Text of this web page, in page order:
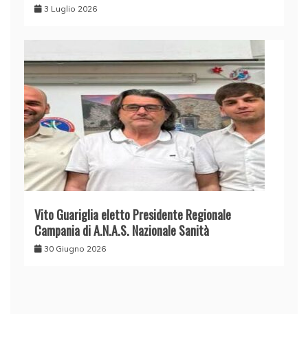
3 Luglio 2026
Vito Guariglia eletto Presidente Regionale
Campania di A.N.A.S. Nazionale Sanità
30 Giugno 2026